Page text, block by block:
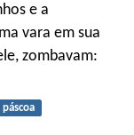
e a
vara em sua
zombavam:
páscoa